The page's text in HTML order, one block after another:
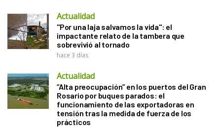
Actualidad
"Por una laja salvamos la vida": el
impactante relato de la tambera que
sobrevivió al tornado
hace 3 días
Actualidad
“Alta preocupación” en los puertos del Gran
Rosario por buques parados: el
funcionamiento de las exportadoras en
tensión tras la medida de fuerza de los
prácticos